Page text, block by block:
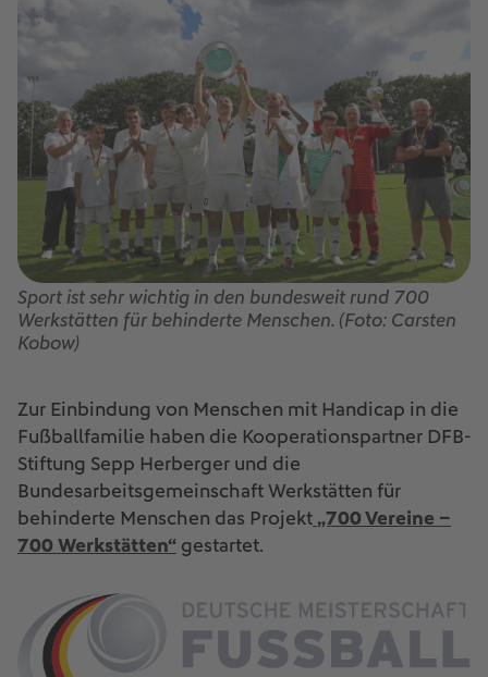
Sport ist sehr wichtig in den bundesweit rund 700
Werkstätten für behinderte Menschen. (Foto: Carsten
Kobow)
Zur Einbindung von Menschen mit Handicap in die
Fußballfamilie haben die Kooperationspartner DFB-
Stiftung Sepp Herberger und die
Bundesarbeitsgemeinschaft Werkstätten für
behinderte Menschen das Projekt „700 Vereine –
700 Werkstätten“ gestartet.